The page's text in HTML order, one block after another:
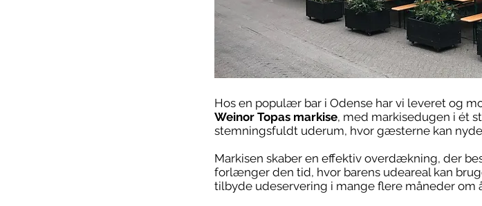
Hos en populær bar i Odense har vi leveret og
Weinor Topas markise, med markisedugen i ét
stemningsfuldt uderum, hvor gæsterne kan
Markisen skaber en effektiv overdækning, der
forlænger den tid, hvor barens udeareal kan
tilbyde udeservering i mange flere måneder om